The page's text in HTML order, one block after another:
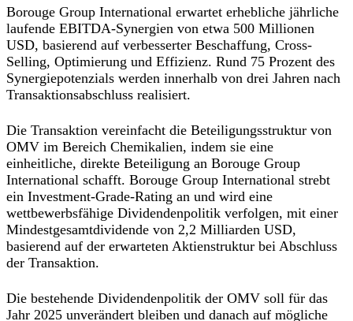
Borouge Group International erwartet erhebliche jährliche
laufende EBITDA-Synergien von etwa 500 Millionen
USD, basierend auf verbesserter Beschaffung, Cross-
Selling, Optimierung und Effizienz. Rund 75 Prozent des
Synergiepotenzials werden innerhalb von drei Jahren nach
Transaktionsabschluss realisiert.
Die Transaktion vereinfacht die Beteiligungsstruktur von
OMV im Bereich Chemikalien, indem sie eine
einheitliche, direkte Beteiligung an Borouge Group
International schafft. Borouge Group International strebt
ein Investment-Grade-Rating an und wird eine
wettbewerbsfähige Dividendenpolitik verfolgen, mit einer
Mindestgesamtdividende von 2,2 Milliarden USD,
basierend auf der erwarteten Aktienstruktur bei Abschluss
der Transaktion.
Die bestehende Dividendenpolitik der OMV soll für das
Jahr 2025 unverändert bleiben und danach auf mögliche